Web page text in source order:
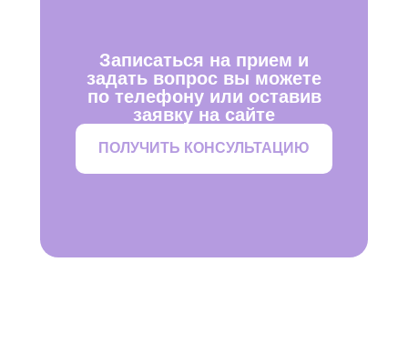
Записаться на прием и
задать вопрос вы можете
по телефону или оставив
заявку на сайте
ПОЛУЧИТЬ КОНСУЛЬТАЦИЮ